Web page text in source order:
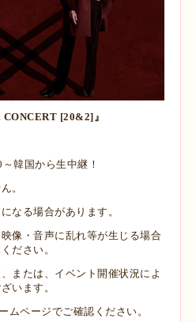
[20&2]』
韓国から生中継！
。
なる場合があります。
像・音声に乱れ等が生じる場合
ださい。
または、イベント開催状況によ
います。
ページでご確認ください。